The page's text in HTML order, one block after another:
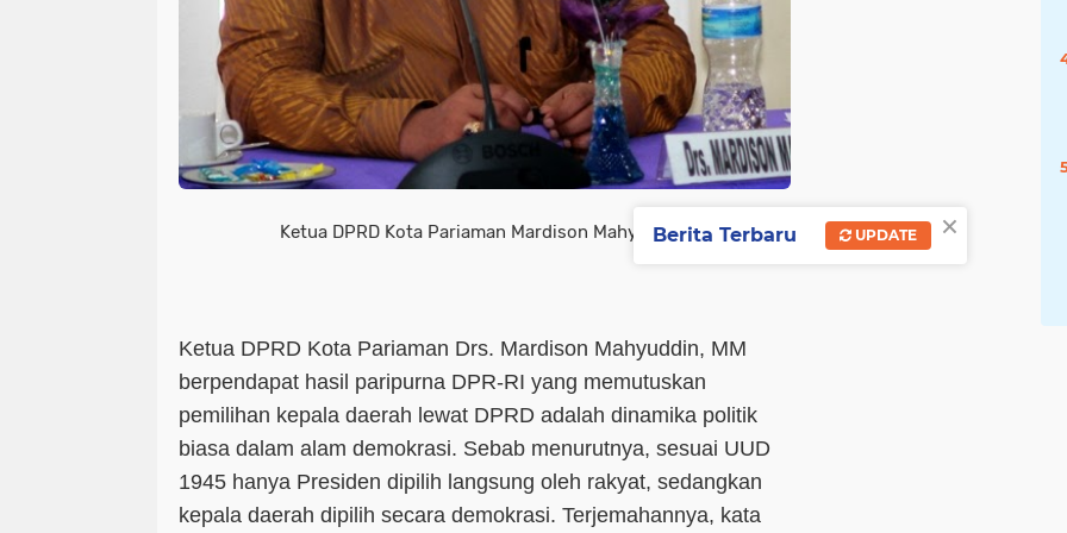
Ketua DPRD Kota Pariaman Mardison Mahyuddin.
Ketua DPRD Kota Pariaman Drs. Mardison Mahyuddin, MM
berpendapat hasil paripurna DPR-RI yang memutuskan
pemilihan kepala daerah lewat DPRD adalah dinamika politik
biasa dalam alam demokrasi. Sebab menurutnya, sesuai UUD
1945 hanya Presiden dipilih langsung oleh rakyat, sedangkan
kepala daerah dipilih secara demokrasi. Terjemahannya, kata
×
Berita Terbaru UPDATE